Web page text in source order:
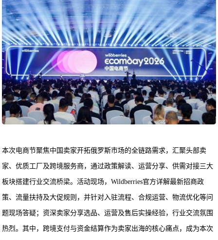
本次电商节聚焦中国卖家开拓俄罗斯市场的全链路需求，汇聚头部卖
家、优质工厂及跨境服务商，通过政策解读、运营分享、供需对接三大
板块搭建行业交流桥梁。活动现场，Wildberries官方详解最新招商政
策、流量扶持及大促规则，并针对入驻流程、合规运营、物流优化等问
题现场答疑；资深卖家分享选品、运营及售后实操经验，行业交流氛围
热烈。其中，跨境支付与资金结算作为卖家出海的核心痛点，成为本次